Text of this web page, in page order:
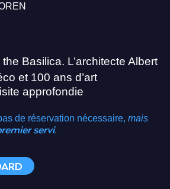
Basilica. L’architecte Albert
et 100 ans d’art
approfondie
de réservation nécessaire, mais
servi.